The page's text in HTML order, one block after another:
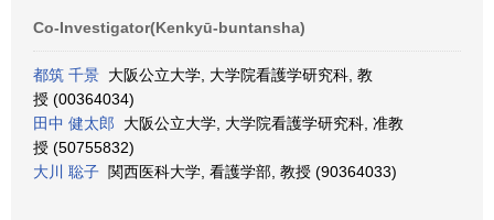
Co-Investigator(Kenkyū-buntansha)
都筑 千景 大阪公立大学, 大学院看護学研究科, 教
授 (00364034)
田中 健太郎 大阪公立大学, 大学院看護学研究科, 准教
授 (50755832)
大川 聡子 関西医科大学, 看護学部, 教授 (90364033)